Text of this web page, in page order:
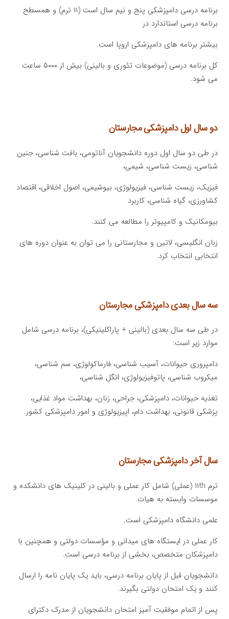
برنامه درسی دامپزشکی پنج و نیم سال است (۱۱ ترم) و همسطح
برنامه درسی استاندارد در
بیشتر برنامه های دامپزشکی اروپا است.
کل برنامه درسی (موضوعات تئوری و بالینی) بیش از ۵۰۰۰ ساعت
می شود.
دو سال اول دامپزشکی مجارستان
در طی دو سال اول دوره دانشجویان آناتومی، بافت شناسی، جنین
شناسی، زیست شناسی، شیمی،
فیزیک، زیست شناسی، فیزیولوژی، بیوشیمی، اصول اخلاقی، اقتصاد
کشاورزی، گیاه شناسی، کاربرد
بیومکانیک و کامپیوتر را مطالعه می کنند.
زبان انگلیسی، لاتین و مجارستانی را می توان به عنوان دوره های
انتخابی انتخاب کرد.
سه سال بعدی دامپزشکی مجارستان
در طی سه سال بعدی (بالینی + پاراکلینیکی)، برنامه درسی شامل
موارد زیر است:
دامپروری حیوانات، آسیب شناسی، فارماکولوژی، سم شناسی،
میکروب شناسی، پاتوفیزیولوژی، انگل شناسی،
تغذیه حیوانات، دامپزشکی، جراحی، زنان، بهداشت مواد غذایی،
پزشکی قانونی، بهداشت دام، اپیزیولوژی و امور دامپزشکی کشور.
سال آخر دامپزشکی مجارستان
ترم ۱۱th (عملی) شامل کار عملی و بالینی در کلینیک های دانشکده و
موسسات وابسته به هیات
علمی دانشگاه دامپزشکی است.
کار عملی در ایستگاه های میدانی و مؤسسات دولتی و همچنین با
دامپزشکان متخصص، بخشی از برنامه درسی است.
دانشجویان قبل از پایان برنامه درسی، باید یک پایان نامه را ارسال
کنند و یک امتحان دولتی بگیرند.
پس از اتمام موفقیت آمیز امتحان دانشجویان از مدرک دکترای